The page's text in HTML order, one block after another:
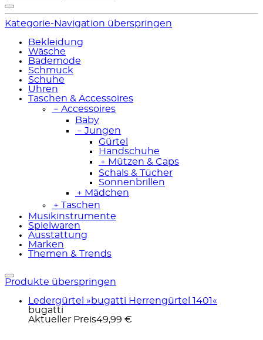
Kategorie-Navigation überspringen
Bekleidung
Wäsche
Bademode
Schmuck
Schuhe
Uhren
Taschen & Accessoires
﹣ Accessoires
Baby
﹣ Jungen
Gürtel
Handschuhe
﹢ Mützen & Caps
Schals & Tücher
Sonnenbrillen
﹢ Mädchen
﹢ Taschen
Musikinstrumente
Spielwaren
Ausstattung
Marken
Themen & Trends
Produkte überspringen
Ledergürtel »bugatti Herrengürtel 1401«
bugatti
Aktueller Preis49,99 €